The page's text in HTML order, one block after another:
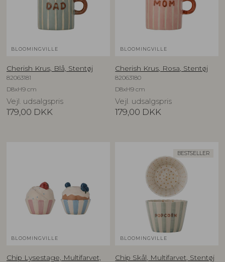
BLOOMINGVILLE
Cherish Krus, Blå, Stentøj
82063181
D8xH9 cm
Vejl. udsalgspris
179,00 DKK
BLOOMINGVILLE
Cherish Krus, Rosa, Stentøj
82063180
D8xH9 cm
Vejl. udsalgspris
179,00 DKK
BLOOMINGVILLE
Chip Lysestage, Multifarvet,
BESTSELLER
BLOOMINGVILLE
Chip Skål, Multifarvet, Stentøj